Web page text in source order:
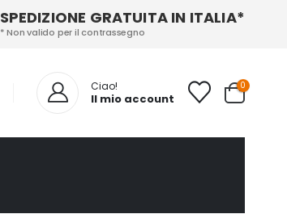
SPEDIZIONE GRATUITA IN ITALIA*
* Non valido per il contrassegno
Ciao!
Il mio account
0